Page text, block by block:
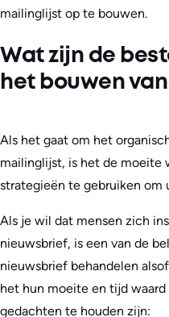
mailinglijst op te bouwen.
Wat zijn de
het bouwen
Als het gaat om het
mailinglijst, is het de moeite
strategieën te gebruiken
Als je wil dat mensen zich
nieuwsbrief, is een van de
nieuwsbrief behandelen
het hun moeite en tijd
gedachten te houden zijn: